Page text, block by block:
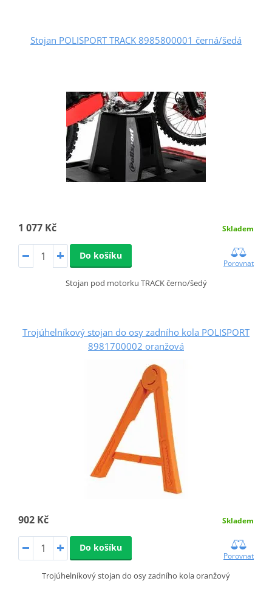
Stojan POLISPORT TRACK 8985800001 černá/šedá
1 077 Kč Skladem
Do košíku
Porovnat
Stojan pod motorku TRACK černo/šedý
Trojúhelníkový stojan do osy zadního kola POLISPORT
8981700002 oranžová
902 Kč Skladem
Do košíku
Porovnat
Trojúhelníkový stojan do osy zadního kola oranžový